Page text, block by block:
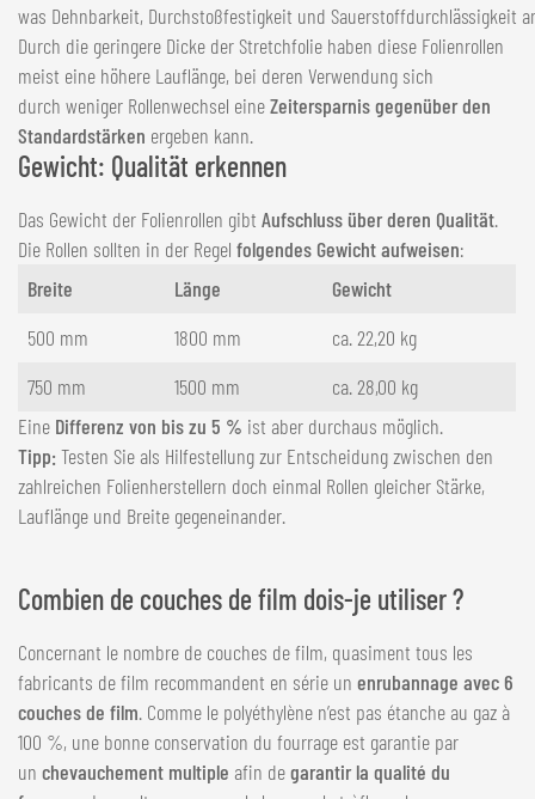
was Dehnbarkeit, Durchstoßfestigkeit und Sauerstoffdurchlässigkeit
Durch die geringere Dicke der Stretchfolie haben diese Folienrollen
meist eine höhere Lauflänge, bei deren Verwendung sich
durch weniger Rollenwechsel eineZeitersparnis gegenüber den
Standardstärken ergeben kann.
Gewicht: Qualität erkennen
Das Gewicht der Folienrollen gibt Aufschluss über deren Qualität.
Die Rollen sollten in der Regel folgendes Gewicht aufweisen:
Breite
Länge
Gewicht
500 mm
1800 mm
ca. 22,20 kg
750 mm
1500 mm
ca. 28,00 kg
Eine Differenz von bis zu 5 % ist aber durchaus möglich.
Tipp: Testen Sie als Hilfestellung zur Entscheidung zwischen den
zahlreichen Folienherstellern doch einmal Rollen gleicher Stärke,
Lauflänge und Breite gegeneinander.
Combien de couches de film dois-je utiliser ?
Concernant le nombre de couches de film, quasiment tous les
fabricants de film recommandent en série un enrubannage avec 6
couches de film. Comme le polyéthylène n’est pas étanche au gaz à
100 %, une bonne conservation du fourrage est garantie par
un chevauchement multiple afin degarantir la qualité du